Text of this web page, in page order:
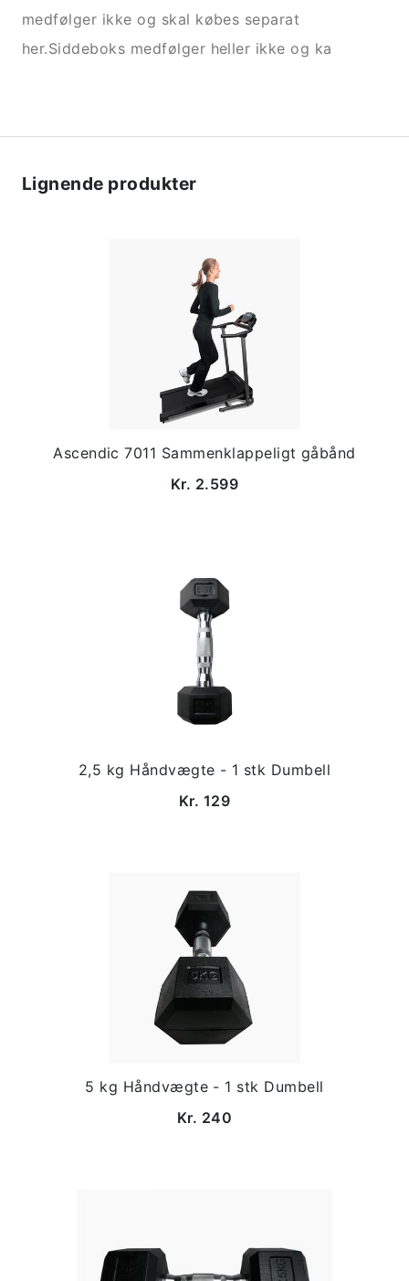
medfølger ikke og skal købes separat
her.Siddeboks medfølger heller ikke og ka
Lignende produkter
Ascendic 7011 Sammenklappeligt gåbånd
Kr. 2.599
2,5 kg Håndvægte - 1 stk Dumbell
Kr. 129
5 kg Håndvægte - 1 stk Dumbell
Kr. 240